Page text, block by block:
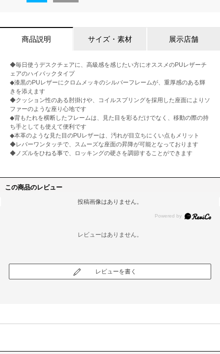
商品説明 サイズ・素材 展示店舗
◆毎日使うデスクチェアに、高級感を感じたい方にオススメのPUレザーチ
ェアのハイバックタイプ
◆漆黒のPUレザーにクロムメッキのシルバーフレームが、重厚感のある輝
きを添えます
◆クッション性のある肘掛けや、コイルスプリングを採用した座面によりソ
ファーのような座り心地です
◆背もたれを横断したフレームは、見た目を彩るだけでなく、移動の際の持
ち手としても使えて便利です
◆本革のような見た目のPUレザーは、汚れが目立ちにくい点もメリット
◆レバーワンタッチで、スムーズな座面の昇降が可能となっております
◆ノズルをひねる事で、ロッキングの硬さを調節することができます
この商品のレビュー
投稿画像はありません。
レビューはありません。
レビューを書く